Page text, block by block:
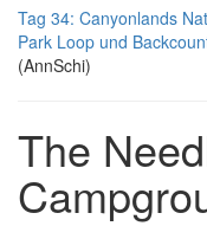
Tag 34: Canyonlands
Park Loop und
(AnnSchi)
The